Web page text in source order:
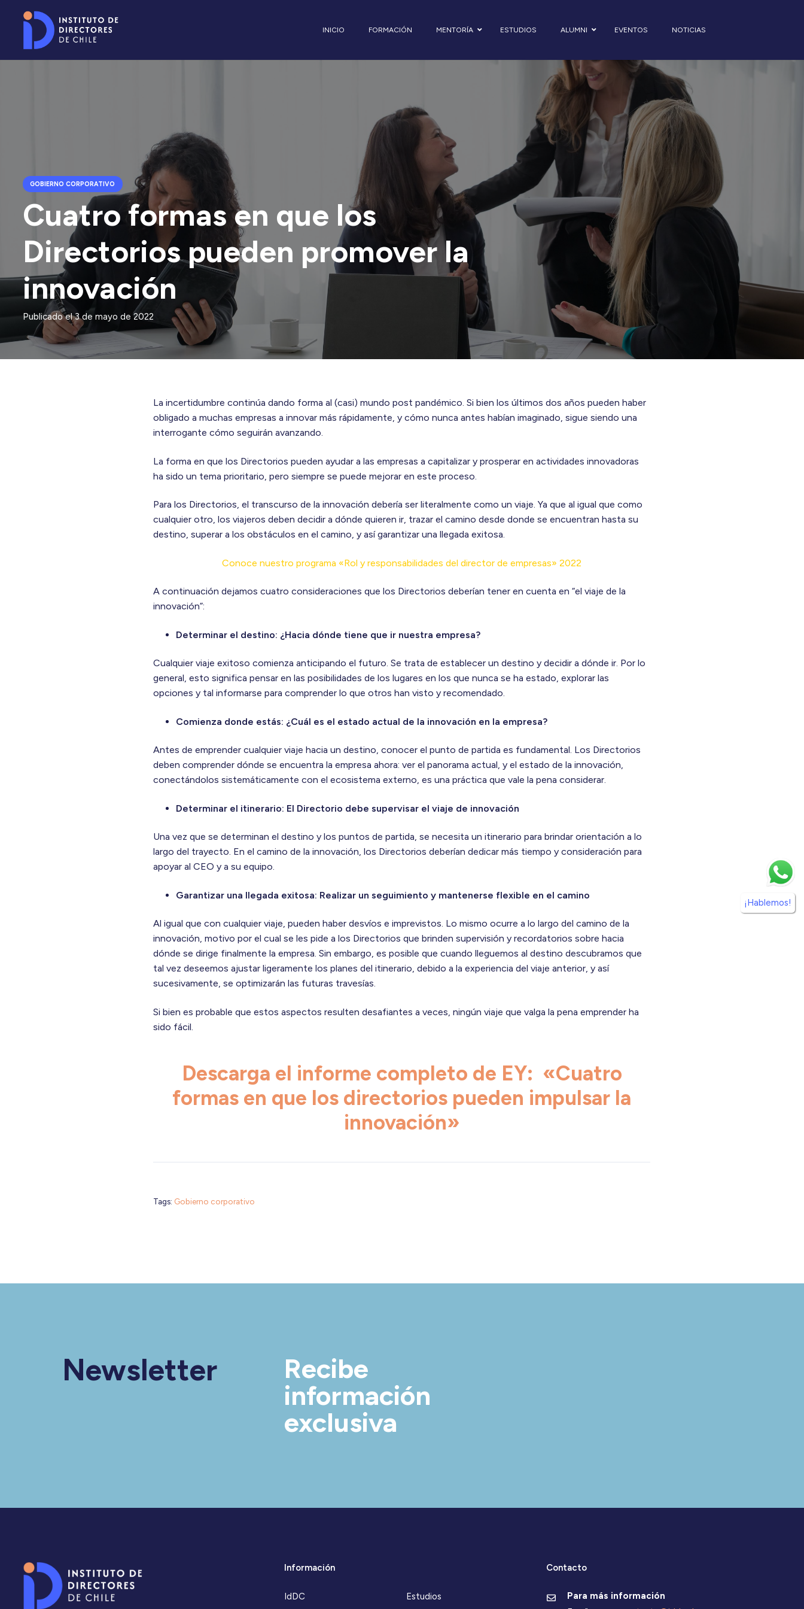
INICIO FORMACIÓN MENTORÍA ESTUDIOS ALUMNI EVENTOS NOTICIAS
GOBIERNO CORPORATIVO
Cuatro formas en que los
Directorios pueden promover la
innovación
Publicado el3 de mayo de 2022
La incertidumbre continúa dando forma al (casi) mundo post pandémico. Si bien los últimos dos años pueden haber
obligado a muchas empresas a innovar más rápidamente, y cómo nunca antes habían imaginado, sigue siendo una
interrogante cómo seguirán avanzando.
La forma en que los Directorios pueden ayudar a las empresas a capitalizar y prosperar en actividades innovadoras
ha sido un tema prioritario, pero siempre se puede mejorar en este proceso.
Para los Directorios, el transcurso de la innovación debería ser literalmente como un viaje. Ya que al igual que como
cualquier otro, los viajeros deben decidir a dónde quieren ir, trazar el camino desde donde se encuentran hasta su
destino, superar a los obstáculos en el camino, y así garantizar una llegada exitosa.
Conoce nuestro programa «Rol y responsabilidades del director de empresas» 2022
A continuación dejamos cuatro consideraciones que los Directorios deberían tener en cuenta en “el viaje de la
innovación”:
Determinar el destino: ¿Hacia dónde tiene que ir nuestra empresa?
Cualquier viaje exitoso comienza anticipando el futuro. Se trata de establecer un destino y decidir a dónde ir. Por lo
general, esto significa pensar en las posibilidades de los lugares en los que nunca se ha estado, explorar las
opciones y tal informarse para comprender lo que otros han visto y recomendado.
Comienza donde estás: ¿Cuál es el estado actual de la innovación en la empresa?
Antes de emprender cualquier viaje hacia un destino, conocer el punto de partida es fundamental. Los Directorios
deben comprender dónde se encuentra la empresa ahora: ver el panorama actual, y el estado de la innovación,
conectándolos sistemáticamente con el ecosistema externo, es una práctica que vale la pena considerar.
Determinar el itinerario: El Directorio debe supervisar el viaje de innovación
Una vez que se determinan el destino y los puntos de partida, se necesita un itinerario para brindar orientación a lo
largo del trayecto. En el camino de la innovación, los Directorios deberían dedicar más tiempo y consideración para
apoyar al CEO y a su equipo.
Garantizar una llegada exitosa: Realizar un seguimiento y mantenerse flexible en el camino
Al igual que con cualquier viaje, pueden haber desvíos e imprevistos. Lo mismo ocurre a lo largo del camino de la
innovación, motivo por el cual se les pide a los Directorios que brinden supervisión y recordatorios sobre hacia
dónde se dirige finalmente la empresa. Sin embargo, es posible que cuando lleguemos al destino descubramos que
tal vez deseemos ajustar ligeramente los planes del itinerario, debido a la experiencia del viaje anterior, y así
sucesivamente, se optimizarán las futuras travesías.
Si bien es probable que estos aspectos resulten desafiantes a veces, ningún viaje que valga la pena emprender ha
sido fácil.
Descarga el informe completo de EY: «Cuatro
formas en que los directorios pueden impulsar la
innovación»
Tags: Gobierno corporativo
Newsletter
Recibe
información
exclusiva
Información
IdDC Estudios
Contacto
Para más información
¡Hablemos!